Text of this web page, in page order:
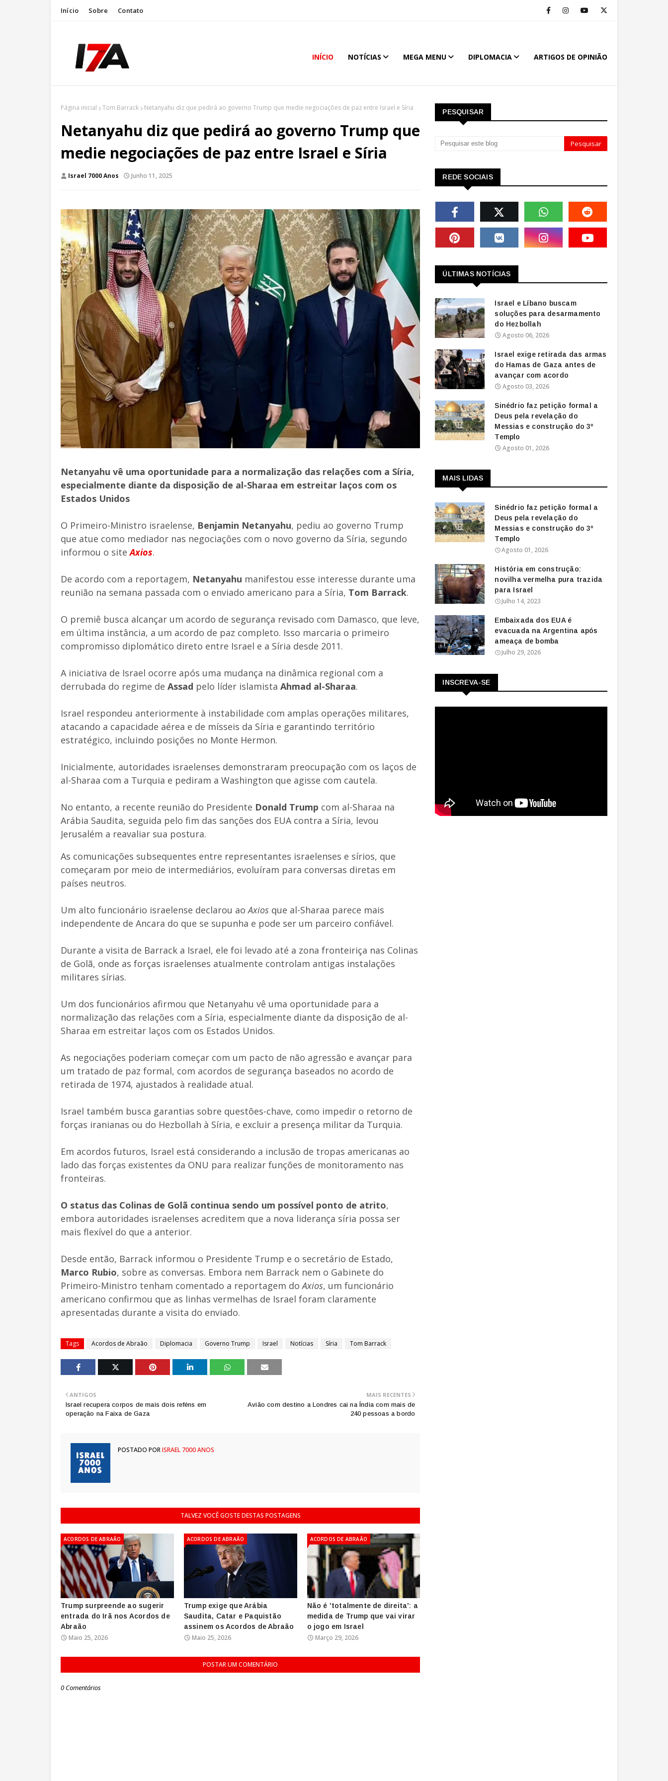
Início Sobre Contato
INÍCIO NOTÍCIAS MEGA MENU DIPLOMACIA ARTIGOS DE OPINIÃO
Página inicial Tom Barrack Netanyahu diz que pedirá ao governo Trump que medie negociações de paz entre Israel e Síria
Netanyahu diz que pedirá ao governo Trump que
medie negociações de paz entre Israel e Síria
Israel 7000 Anos Junho 11, 2025
Netanyahu vê uma oportunidade para a normalização das relações com a Síria,
especialmente diante da disposição de al-Sharaa em estreitar laços com os
Estados Unidos
O Primeiro-Ministro israelense, Benjamin Netanyahu, pediu ao governo Trump
que atue como mediador nas negociações com o novo governo da Síria, segundo
informou o siteAxios.
De acordo com a reportagem, Netanyahu manifestou esse interesse durante uma
reunião na semana passada com o enviado americano para a Síria, Tom Barrack.
O premiê busca alcançar um acordo de segurança revisado com Damasco, que leve,
em última instância, a um acordo de paz completo. Isso marcaria o primeiro
compromisso diplomático direto entre Israel e a Síria desde 2011.
A iniciativa de Israel ocorre após uma mudança na dinâmica regional com a
derrubada do regime de Assad pelo líder islamista Ahmad al-Sharaa.
Israel respondeu anteriormente à instabilidade com amplas operações militares,
atacando a capacidade aérea e de mísseis da Síria e garantindo território
estratégico, incluindo posições no Monte Hermon.
Inicialmente, autoridades israelenses demonstraram preocupação com os laços de
al-Sharaa com a Turquia e pediram a Washington que agisse com cautela.
No entanto, a recente reunião do Presidente Donald Trump com al-Sharaa na
Arábia Saudita, seguida pelo fim das sanções dos EUA contra a Síria, levou
Jerusalém a reavaliar sua postura.
As comunicações subsequentes entre representantes israelenses e sírios, que
começaram por meio de intermediários, evoluíram para conversas diretas em
países neutros.
Um alto funcionário israelense declarou aoAxios que al-Sharaa parece mais
independente de Ancara do que se supunha e pode ser um parceiro confiável.
Durante a visita de Barrack a Israel, ele foi levado até a zona fronteiriça nas Colinas
de Golã, onde as forças israelenses atualmente controlam antigas instalações
militares sírias.
Um dos funcionários afirmou que Netanyahu vê uma oportunidade para a
normalização das relações com a Síria, especialmente diante da disposição de al-
Sharaa em estreitar laços com os Estados Unidos.
As negociações poderiam começar com um pacto de não agressão e avançar para
um tratado de paz formal, com acordos de segurança baseados no acordo de
retirada de 1974, ajustados à realidade atual.
Israel também busca garantias sobre questões-chave, como impedir o retorno de
forças iranianas ou do Hezbollah à Síria, e excluir a presença militar da Turquia.
Em acordos futuros, Israel está considerando a inclusão de tropas americanas ao
lado das forças existentes da ONU para realizar funções de monitoramento nas
fronteiras.
O status das Colinas de Golã continua sendo um possível ponto de atrito,
embora autoridades israelenses acreditem que a nova liderança síria possa ser
mais flexível do que a anterior.
Desde então, Barrack informou o Presidente Trump e o secretário de Estado,
Marco Rubio, sobre as conversas. Embora nem Barrack nem o Gabinete do
Primeiro-Ministro tenham comentado a reportagem doAxios, um funcionário
americano confirmou que as linhas vermelhas de Israel foram claramente
apresentadas durante a visita do enviado.
Tags Acordos de Abraão Diplomacia Governo Trump Israel Notícias Síria Tom Barrack
MAIS RECENTES
Avião com destino a Londres cai na Índia com mais de
240 pessoas a bordo
ANTIGOS
Israel recupera corpos de mais dois reféns em
operação na Faixa de Gaza
POSTADO PORISRAEL 7000 ANOS
TALVEZ VOCÊ GOSTE DESTAS POSTAGENS
ACORDOS DE ABRAÃO
Trump surpreende ao sugerir
entrada do Irã nos Acordos de
Abraão
Maio 25, 2026
ACORDOS DE ABRAÃO
Trump exige que Arábia
Saudita, Catar e Paquistão
assinem os Acordos de Abraão
Maio 25, 2026
ACORDOS DE ABRAÃO
Não é 'totalmente de direita': a
medida de Trump que vai virar
o jogo em Israel
Março 29, 2026
POSTAR UM COMENTÁRIO
0 Comentários
PESQUISAR
REDE SOCIAIS
ÚLTIMAS NOTÍCIAS
Israel e Líbano buscam
soluções para desarmamento
do Hezbollah
Agosto 06, 2026
Israel exige retirada das armas
do Hamas de Gaza antes de
avançar com acordo
Agosto 03, 2026
Sinédrio faz petição formal a
Deus pela revelação do
Messias e construção do 3º
Templo
Agosto 01, 2026
MAIS LIDAS
Sinédrio faz petição formal a
Deus pela revelação do
Messias e construção do 3º
Templo
Agosto 01, 2026
História em construção:
novilha vermelha pura trazida
para Israel
Julho 14, 2023
Embaixada dos EUA é
evacuada na Argentina após
ameaça de bomba
Julho 29, 2026
INSCREVA-SE